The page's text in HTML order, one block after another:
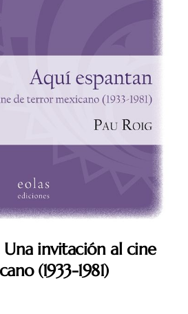
invitación al cine
(1933-1981)